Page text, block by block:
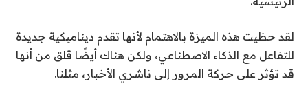
لقد حظيت هذه الميزة بالاهتمام لأنها تقدم ديناميكية جديدة
للتفاعل مع الذكاء الاصطناعي، ولكن هناك أيضًا قلق من أنها
قد تؤثر على حركة المرور إلى ناشري الأخبار، مثلنا.